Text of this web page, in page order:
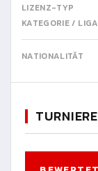
LIZENZ-TYP
KATEGORIE / LIGA
NATIONALITÄT